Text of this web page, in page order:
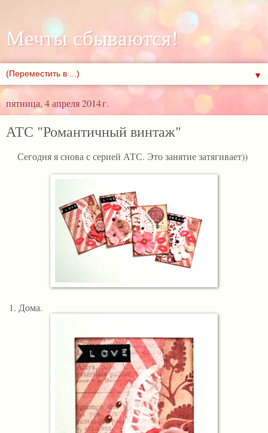
Мечты сбываются!
▼
пятница, 4 апреля 2014 г.
АТС "Романтичный винтаж"
Сегодня я снова с серией АТС. Это занятие затягивает))
1. Дома.